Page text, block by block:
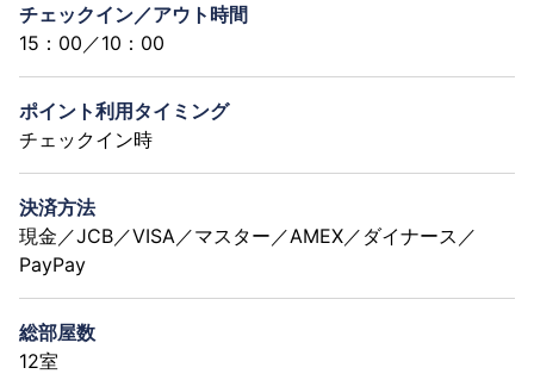
チェックイン／アウト時間
15：00／10：00
ポイント利用タイミング
チェックイン時
決済方法
現金／JCB／VISA／マスター／AMEX／ダイナース／
PayPay
総部屋数
12室